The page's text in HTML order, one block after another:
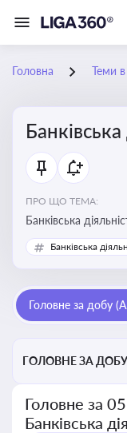
Головна Теми в
Банківська
ПРО ЩО ТЕМА:
Банківська
регулювання,
установ
Банківська
Головне за добу
ГОЛОВНЕ ЗА ДОБУ
Головне за
Банківська